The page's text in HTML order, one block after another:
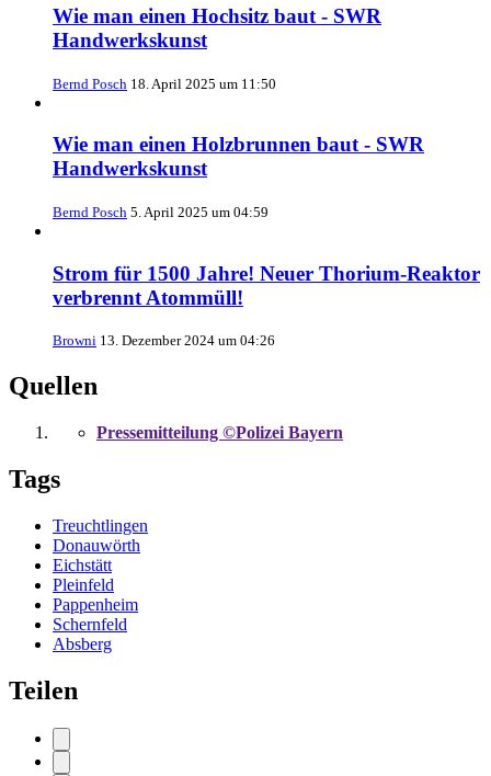
Wie man einen Hochsitz baut - SWR
Handwerkskunst
Bernd Posch 18. April 2025 um 11:50
Wie man einen Holzbrunnen baut - SWR
Handwerkskunst
Bernd Posch 5. April 2025 um 04:59
Strom für 1500 Jahre! Neuer Thorium-Reaktor
verbrennt Atommüll!
Browni 13. Dezember 2024 um 04:26
Quellen
Pressemitteilung ©Polizei Bayern
Tags
Treuchtlingen
Donauwörth
Eichstätt
Pleinfeld
Pappenheim
Schernfeld
Absberg
Teilen